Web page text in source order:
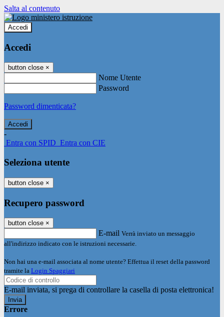
Salta al contenuto
Accedi
Accedi
button close ×
Nome Utente
Password
Password dimenticata?
-
Entra con SPID Entra con CIE
Seleziona utente
button close ×
Recupero password
button close ×
E-mail Verrà inviato un messaggio
all'indirizzo indicato con le istruzioni necessarie.
Non hai una e-mail associata al nome utente? Effettua il reset della password
tramite la Login Spaggiari
E-mail inviata, si prega di controllare la casella di posta elettronica!
Errore